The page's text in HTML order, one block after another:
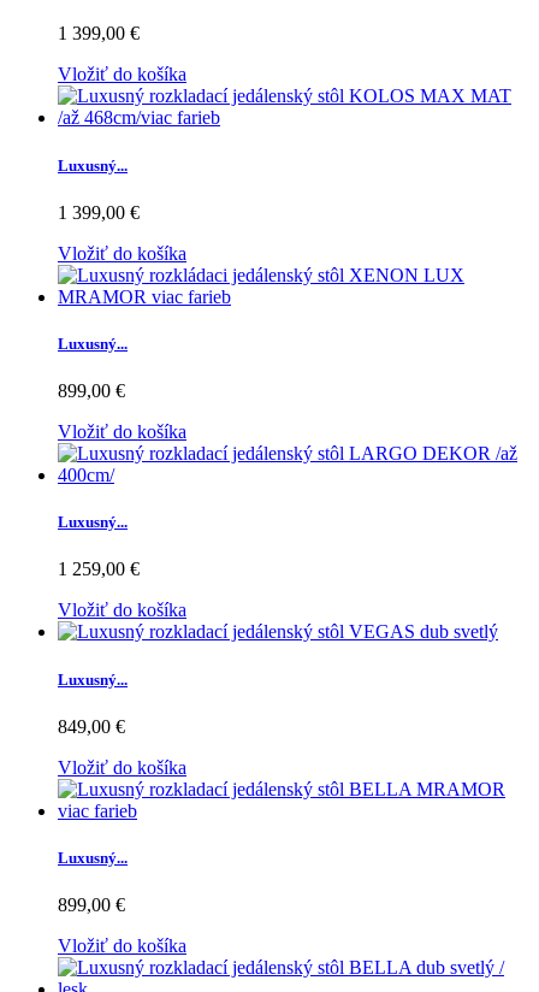
1 399,00 €
Vložiť do košíka
Luxusný...
1 399,00 €
Vložiť do košíka
Luxusný...
899,00 €
Vložiť do košíka
Luxusný...
1 259,00 €
Vložiť do košíka
Luxusný...
849,00 €
Vložiť do košíka
Luxusný...
899,00 €
Vložiť do košíka